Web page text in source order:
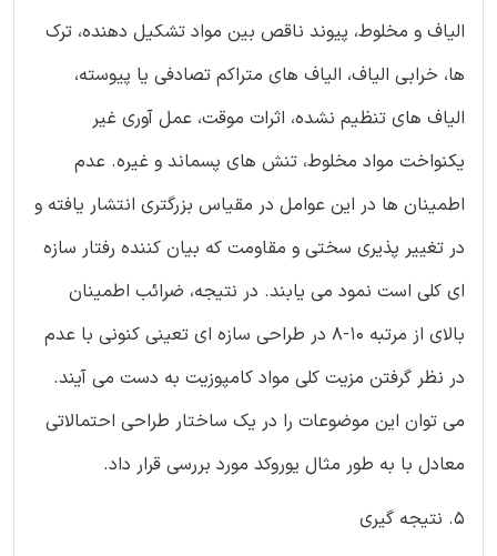
الیاف و مخلوط، پیوند ناقص بین مواد تشکیل دهنده، ترک
ها، خرابی الیاف، الیاف های متراکم تصادفی یا پیوسته،
الیاف های تنظیم نشده، اثرات موقت، عمل آوری غیر
یکنواخت مواد مخلوط، تنش های پسماند و غیره. عدم
اطمینان ها در این عوامل در مقیاس بزرگتری انتشار یافته و
در تغییر پذیری سختی و مقاومت که بیان کننده رفتار سازه
ای کلی است نمود می یابند. در نتیجه، ضرائب اطمینان
بالای از مرتبه 10-8 در طراحی سازه ای تعینی کنونی با عدم
در نظر گرفتن مزیت کلی مواد کامپوزیت به دست می آیند.
می توان این موضوعات را در یک ساختار طراحی احتمالاتی
معادل با به طور مثال یوروکد مورد بررسی قرار داد.
5. نتیجه گیری